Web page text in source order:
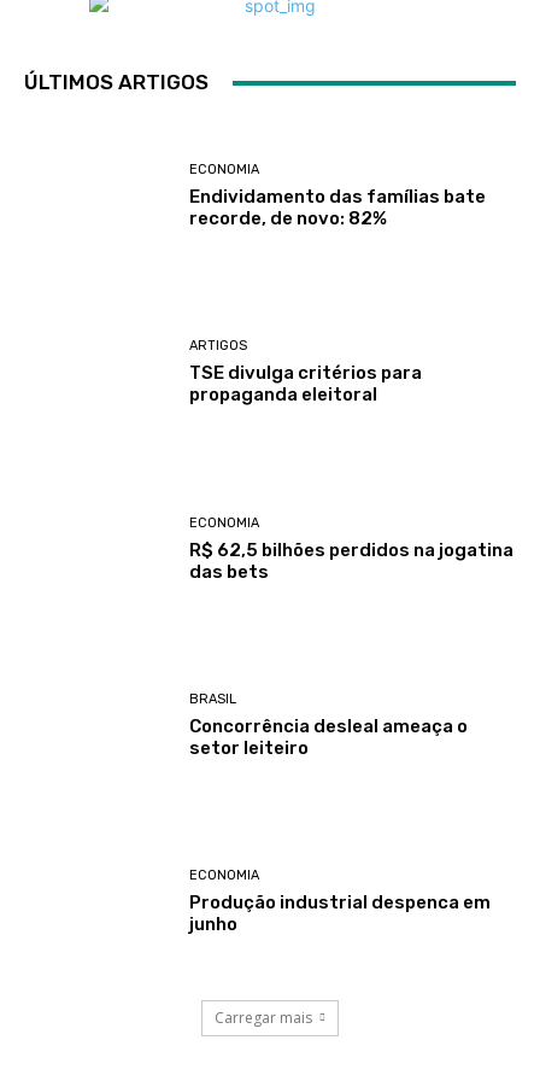
ÚLTIMOS ARTIGOS
ECONOMIA
Endividamento das famílias bate
recorde, de novo: 82%
ARTIGOS
TSE divulga critérios para
propaganda eleitoral
ECONOMIA
R$ 62,5 bilhões perdidos na jogatina
das bets
BRASIL
Concorrência desleal ameaça o
setor leiteiro
ECONOMIA
Produção industrial despenca em
junho
Carregar mais